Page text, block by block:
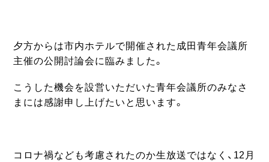
夕方からは市内ホテルで開催された成田青年会議所
主催の公開討論会に臨みました。
こうした機会を設営いただいた青年会議所のみなさ
まには感謝申し上げたいと思います。
コロナ禍なども考慮されたのか生放送ではなく、12月